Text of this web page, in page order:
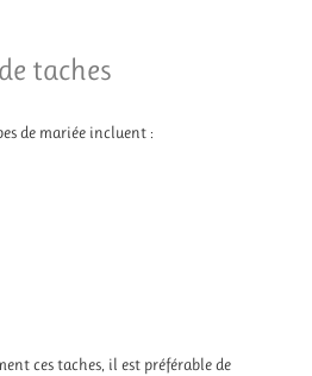
taches
de mariée incluent :
ces taches, il est préférable de